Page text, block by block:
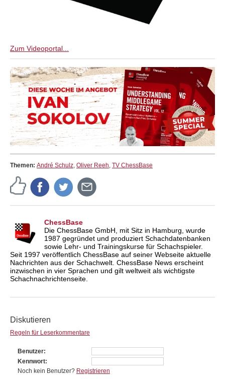
Zum Videoportal...
Themen: André Schulz, Oliver Reeh, TV ChessBase
ChessBase
Die ChessBase GmbH, mit Sitz in Hamburg, wurde
1987 gegründet und produziert Schachdatenbanken
sowie Lehr- und Trainingskurse für Schachspieler.
Seit 1997 veröffentlich ChessBase auf seiner Webseite aktuelle
Nachrichten aus der Schachwelt. ChessBase News erscheint
inzwischen in vier Sprachen und gilt weltweit als wichtigste
Schachnachrichtenseite.
Diskutieren
Regeln für Leserkommentare
Benutzer
Kennwort
Noch kein Benutzer? Registrieren